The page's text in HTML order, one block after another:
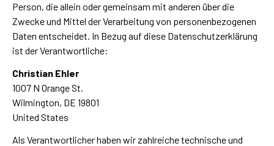
Person, die allein oder gemeinsam mit anderen über die
Zwecke und Mittel der Verarbeitung von personenbezogenen
Daten entscheidet. In Bezug auf diese Datenschutzerklärung
ist der Verantwortliche:
Christian Ehler
1007 N Orange St.
Wilmington, DE 19801
United States
Als Verantwortlicher haben wir zahlreiche technische und